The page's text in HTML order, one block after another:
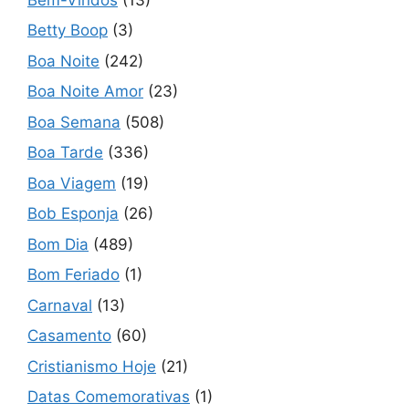
Betty Boop (3)
Boa Noite (242)
Boa Noite Amor (23)
Boa Semana (508)
Boa Tarde (336)
Boa Viagem (19)
Bob Esponja (26)
Bom Dia (489)
Bom Feriado (1)
Carnaval (13)
Casamento (60)
Cristianismo Hoje (21)
Datas Comemorativas (1)